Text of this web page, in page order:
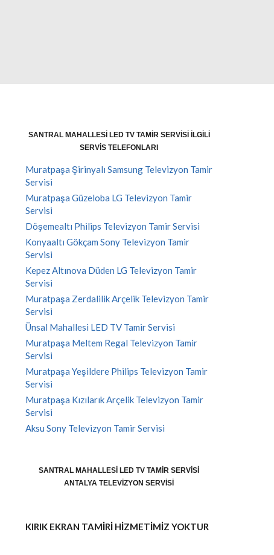
SANTRAL MAHALLESI LED TV TAMIR SERVISI İLGILI
SERVIS TELEFONLARI
Muratpaşa Şirinyalı Samsung Televizyon Tamir
Servisi
Muratpaşa Güzeloba LG Televizyon Tamir
Servisi
Döşemealtı Philips Televizyon Tamir Servisi
Konyaaltı Gökçam Sony Televizyon Tamir
Servisi
Kepez Altınova Düden LG Televizyon Tamir
Servisi
Muratpaşa Zerdalilik Arçelik Televizyon Tamir
Servisi
Ünsal Mahallesi LED TV Tamir Servisi
Muratpaşa Meltem Regal Televizyon Tamir
Servisi
Muratpaşa Yeşildere Philips Televizyon Tamir
Servisi
Muratpaşa Kızılarık Arçelik Televizyon Tamir
Servisi
Aksu Sony Televizyon Tamir Servisi
SANTRAL MAHALLESI LED TV TAMIR SERVISI
ANTALYA TELEVIZYON SERVISI
KIRIK EKRAN TAMİRİ HİZMETİMİZ YOKTUR